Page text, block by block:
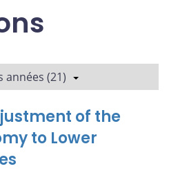
années (21)
of the
to Lower